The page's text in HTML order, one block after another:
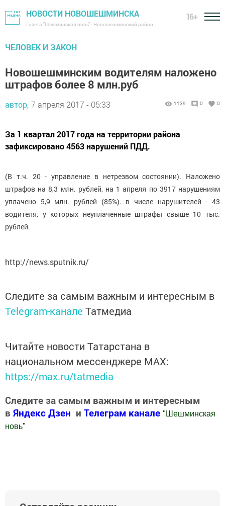
НОВОСТИ НОВОШЕШМИНСКА
Газета "Шешминская новь" - Новошешминский район
16+
ЧЕЛОВЕК И ЗАКОН
Новошешминским водителям наложено
штрафов более 8 млн.руб
автор, 7 апреля 2017 - 05:33 1139 0 0
За 1 квартал 2017 года на территории района
зафиксировано 4563 нарушений ПДД.
(В т.ч. 20 - управление в нетрезвом состоянии). Наложено
штрафов на 8,3 млн. рублей, на 1 апреля по 3917 нарушениям
уплачено 5,9 млн. рублей (85%). в числе нарушителей - 43
водителя, у которых неуплаченные штрафы свыше 10 тыс.
рублей.
http://news.sputnik.ru/
Следите за самым важным и интересным в
Telegram-канале Татмедиа
Читайте новости Татарстана в
национальном мессенджере MАХ:
https://max.ru/tatmedia
Следите за самым важным и интересным
в Яндекс Дзен и Телеграм канале " Шешминская
новь"